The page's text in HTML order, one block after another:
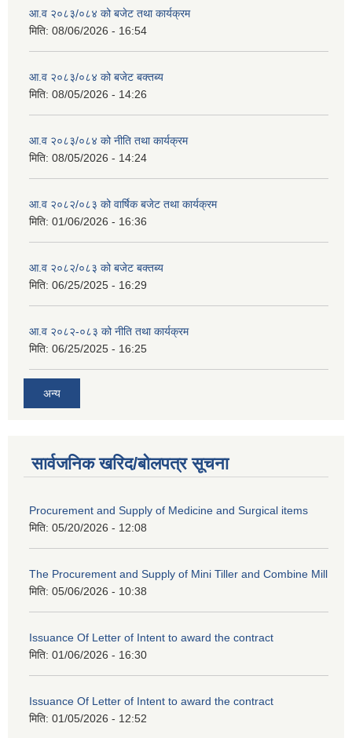
आ.व २०८३/०८४ को बजेट तथा कार्यक्रम
मिति: 08/06/2026 - 16:54
आ.व २०८३/०८४ को बजेट बक्तब्य
मिति: 08/05/2026 - 14:26
आ.व २०८३/०८४ को नीति तथा कार्यक्रम
मिति: 08/05/2026 - 14:24
आ.व २०८२/०८३ को वार्षिक बजेट तथा कार्यक्रम
मिति: 01/06/2026 - 16:36
आ.व २०८२/०८३ को बजेट बक्तब्य
मिति: 06/25/2025 - 16:29
आ.व २०८२-०८३ को नीति तथा कार्यक्रम
मिति: 06/25/2025 - 16:25
अन्य
सार्वजनिक खरिद/बोलपत्र सूचना
Procurement and Supply of Medicine and Surgical items
मिति: 05/20/2026 - 12:08
The Procurement and Supply of Mini Tiller and Combine Mill
मिति: 05/06/2026 - 10:38
Issuance Of Letter of Intent to award the contract
मिति: 01/06/2026 - 16:30
Issuance Of Letter of Intent to award the contract
मिति: 01/05/2026 - 12:52